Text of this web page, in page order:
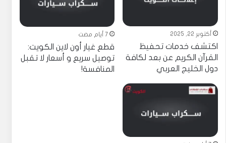
أكتوبر 22, 2025
اكتشف خدمات تحفيظ
القرآن الكريم عن بعد لكافة
دول الخليج العربي
7 أيام مضت
قطع غيار أون لاين الكويت:
توصيل سريع و أسعار لا تقبل
المنافسة!